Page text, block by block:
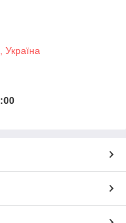
Україна